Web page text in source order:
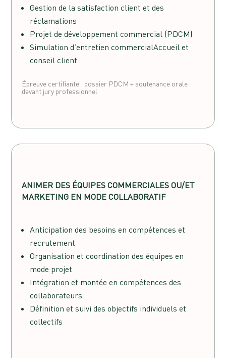
Gestion de la satisfaction client et des
réclamations
Projet de développement commercial (PDCM)
Simulation d’entretien commercialAccueil et
conseil client
Épreuve certifiante : dossier PDCM + soutenance orale
devant jury professionnel
ANIMER DES ÉQUIPES COMMERCIALES OU/ET
MARKETING EN MODE COLLABORATIF
Anticipation des besoins en compétences et
recrutement
Organisation et coordination des équipes en
mode projet
Intégration et montée en compétences des
collaborateurs
Définition et suivi des objectifs individuels et
collectifs